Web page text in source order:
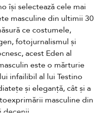
își selectează cele mai
masculine din ultimii 30
ce costumele,
fotojurnalismul și
acest Eden al
este o mărturie
infailibil al lui Testino
și eleganță, cât și a
masculine din